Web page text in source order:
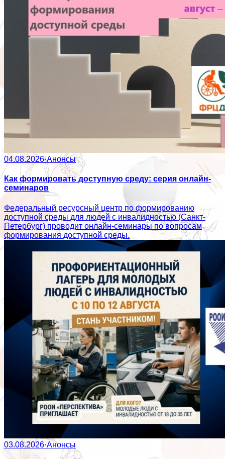
04.08.2026·Анонсы
Как формировать доступную среду: серия онлайн-
семинаров
Федеральный ресурсный центр по формированию
доступной среды для людей с инвалидностью (Санкт-
Петербург) проводит онлайн-семинары по вопросам
формирования доступной среды.
03.08.2026·Анонсы